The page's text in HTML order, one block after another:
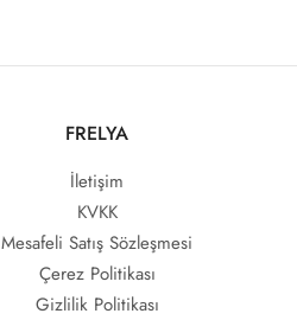
FRELYA
İletişim
KVKK
Mesafeli Satış Sözleşmesi
Çerez Politikası
Gizlilik Politikası